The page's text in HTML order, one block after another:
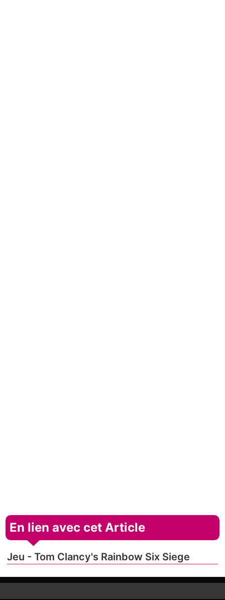
En lien avec cet Article
Jeu - Tom Clancy's Rainbow Six Siege